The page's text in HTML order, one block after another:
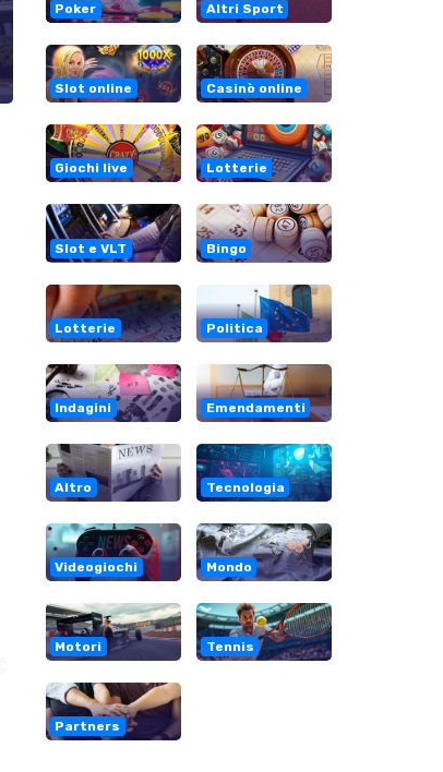
Poker Altri Sport
Slot online Casinò online
Giochi live Lotterie
Slot e VLT Bingo
Lotterie Politica
Indagini Emendamenti
Altro Tecnologia
Videogiochi Mondo
Motori Tennis
Partners